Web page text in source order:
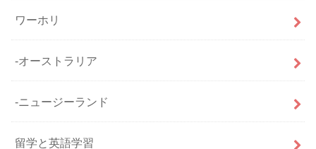
ワーホリ
-オーストラリア
-ニュージーランド
留学と英語学習